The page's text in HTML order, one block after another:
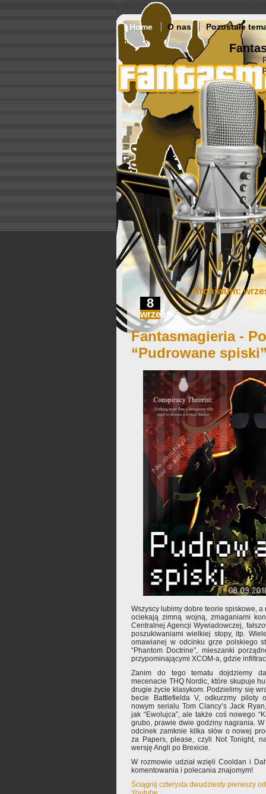
Home O nas Pozostałe
Archiwum:
8
września
Fantasmagieria -
“Pudrowane
Wszyscy lubimy dobre teorie spiskowe,
ociekają zimną wojną, zmaganiami
Centralnej Agencji Wywiadowczej,
poszukiwaniami wielkiej stopy, itp.
omawianej w odcinku grze polskiego
“Phantom Doctrine”, mieszanki
przypominającymi XCOM-a, gdzie
Zanim do tego tematu dojdziemy
mecenacie THQ Nordic, które skupuje
drugie życie klasykom. Podzielimy się
becie Battlefielda V, odkurzmy piloty
nowym serialu Tom Clancy’s Jack
jak “Ewolujca”, ale także coś nowego
grubo, prawie dwie godziny nagrania.
odcinek zamknie kilka słów o nowej
za Papers, please, czyli Not Tonight,
wersję Angli po Brexicie.
W rozmowie udział wzięli Cooldan i
komentowania i polecania znajomym!
Ściągnij czterysta dwudziesty pierwszy